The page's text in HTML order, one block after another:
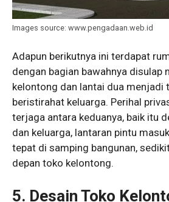
Images source: www.pengadaan.web.id
Adapun berikutnya ini terdapat
dengan bagian bawahnya disulap
kelontong dan lantai dua menjadi
beristirahat keluarga. Perihal
terjaga antara keduanya, baik itu
dan keluarga, lantaran pintu
tepat di samping bangunan,
depan toko kelontong.
5. Desain Toko